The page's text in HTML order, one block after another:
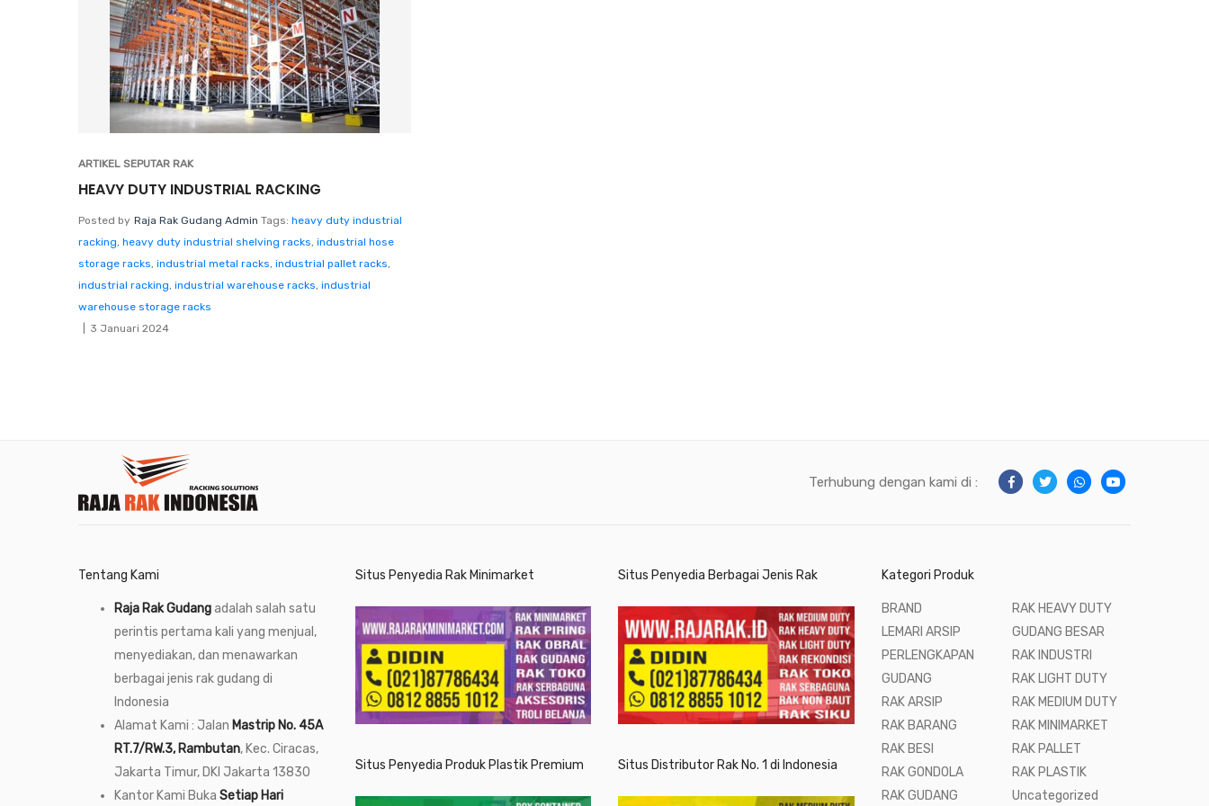
ARTIKEL SEPUTAR RAK
HEAVY DUTY INDUSTRIAL RACKING
Posted by Raja Rak Gudang Admin Tags: heavy duty industrial
racking, heavy duty industrial shelving racks, industrial hose
storage racks, industrial metal racks, industrial pallet racks,
industrial racking, industrial warehouse racks, industrial
warehouse storage racks
3 Januari 2024
Terhubung dengan kami di :
Tentang Kami
Raja Rak Gudangadalah salah satu
perintis pertama kali yang menjual,
menyediakan, dan menawarkan
berbagai jenis rak gudang di
Indonesia
Alamat Kami : Jalan Mastrip No. 45A
RT.7/RW.3, Rambutan, Kec. Ciracas,
Jakarta Timur, DKI Jakarta 13830
Kantor Kami Buka Setiap Hari
Situs Penyedia Rak Minimarket
Situs Penyedia Produk Plastik Premium
Situs Penyedia Berbagai Jenis Rak
Situs Distributor Rak No. 1 di Indonesia
Kategori Produk
BRAND
LEMARI ARSIP
PERLENGKAPAN
GUDANG
RAK ARSIP
RAK BARANG
RAK BESI
RAK GONDOLA
RAK GUDANG
RAK HEAVY DUTY
GUDANG BESAR
RAK INDUSTRI
RAK LIGHT DUTY
RAK MEDIUM DUTY
RAK MINIMARKET
RAK PALLET
RAK PLASTIK
Uncategorized